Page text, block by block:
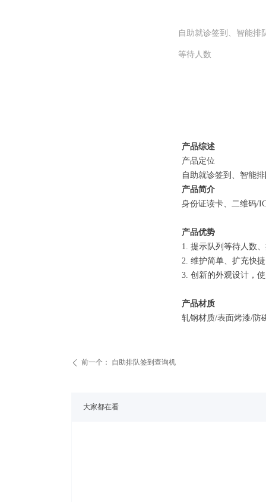
自助就诊签到、智能排
等待人数
大家都在看
ꄴ 前一个： 自助排队签到查询机
产品综述
产品定位
自助就诊签到、智能
产品简介
身份证读卡、二维码/
产品优势
1. 提示队列等待人数
2. 维护简单、扩充快
3. 创新的外观设计，
产品材质
轧钢材质/表面烤漆/防